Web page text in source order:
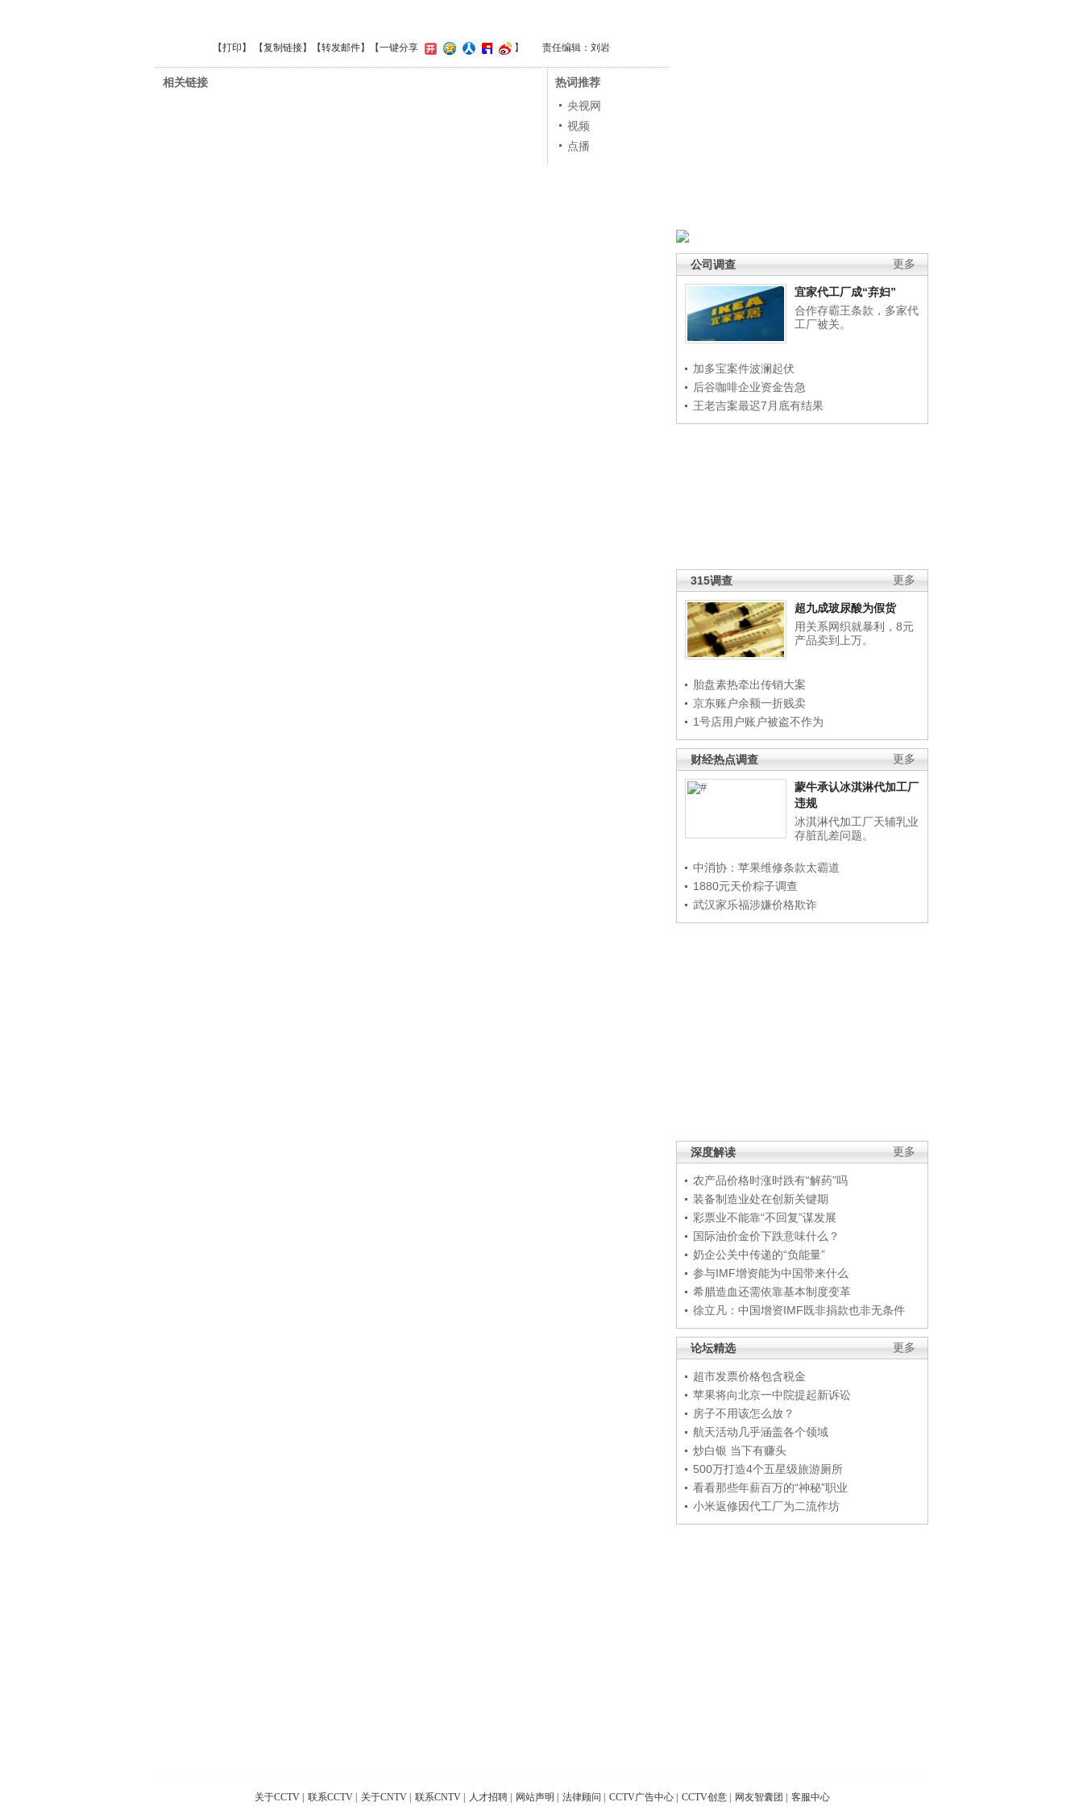
更多
公司调查
宜家代工厂成“弃妇”
合作存霸王条款，多家代
工厂被关。
加多宝案件波澜起伏
后谷咖啡企业资金告急
王老吉案最迟7月底有结果
更多
315调查
超九成玻尿酸为假货
用关系网织就暴利，8元
产品卖到上万。
胎盘素热牵出传销大案
京东账户余额一折贱卖
1号店用户账户被盗不作为
更多
财经热点调查
蒙牛承认冰淇淋代加工厂
违规
冰淇淋代加工厂天辅乳业
存脏乱差问题。
中消协：苹果维修条款太霸道
1880元天价粽子调查
武汉家乐福涉嫌价格欺诈
更多
深度解读
农产品价格时涨时跌有“解药”吗
装备制造业处在创新关键期
彩票业不能靠“不回复”谋发展
国际油价金价下跌意味什么？
奶企公关中传递的“负能量”
参与IMF增资能为中国带来什么
希腊造血还需依靠基本制度变革
徐立凡：中国增资IMF既非捐款也非无条件
更多
论坛精选
超市发票价格包含税金
苹果将向北京一中院提起新诉讼
房子不用该怎么放？
航天活动几乎涵盖各个领域
炒白银 当下有赚头
500万打造4个五星级旅游厕所
看看那些年薪百万的“神秘”职业
小米返修因代工厂为二流作坊
【打印 】 【复制链接】【转发邮件】 【一键分享 】 责任编辑：刘岩
相关链接
热词推荐
央视网
视频
点播
关于CCTV 联系CCTV 关于CNTV 联系CNTV 人才招聘 网站声明 法律顾问 CCTV广告中心 CCTV创意 网友智囊团 客服中心